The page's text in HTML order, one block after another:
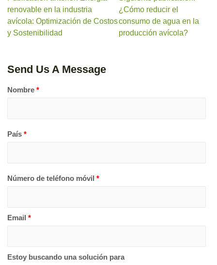
renovable en la industria
avícola: Optimización de Costos
y Sostenibilidad
¿Cómo reducir el
consumo de agua en la
producción avícola?
Send Us A Message
Nombre *
País *
Número de teléfono móvil *
Email *
Estoy buscando una solución para